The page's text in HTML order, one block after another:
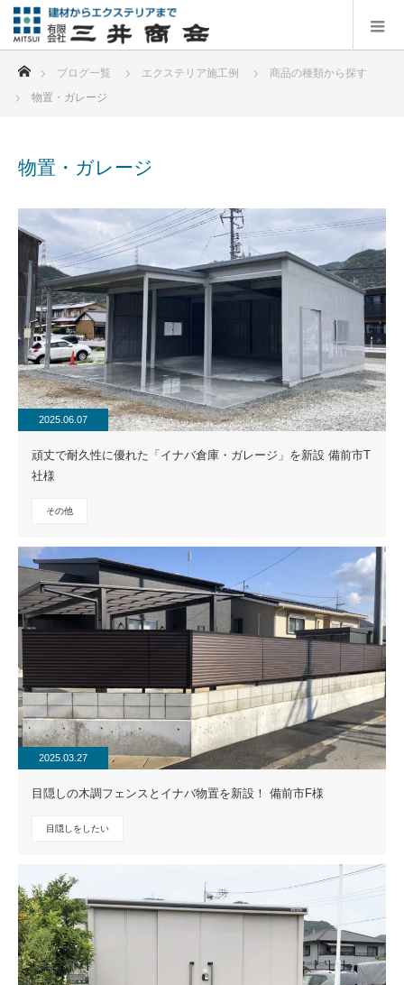
ブログ一覧 エクステリア施工例
商品の種類から探す
物置・ガレージ
物置・ガレージ
2025.06.07
頑丈で耐久性に優れた「イナバ倉庫・ガレージ」を新設 備前市T
社様
その他
2025.03.27
目隠しの木調フェンスとイナバ物置を新設！ 備前市F様
目隠しをしたい